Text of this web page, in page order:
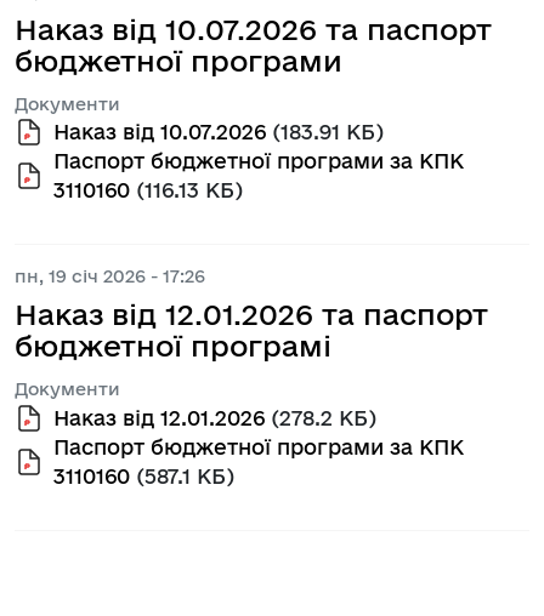
Наказ від 10.07.2026 та паспорт
бюджетної програми
Документи
Наказ від 10.07.2026 (183.91 КБ)
Паспорт бюджетної програми за КПК
3110160 (116.13 КБ)
пн, 19 січ 2026 - 17:26
Наказ від 12.01.2026 та паспорт
бюджетної програмі
Документи
Наказ від 12.01.2026 (278.2 КБ)
Паспорт бюджетної програми за КПК
3110160 (587.1 КБ)